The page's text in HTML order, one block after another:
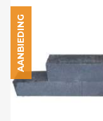
AANBIEDING